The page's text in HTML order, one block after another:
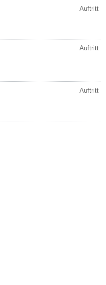
Auftritt
Auftritt
Auftritt